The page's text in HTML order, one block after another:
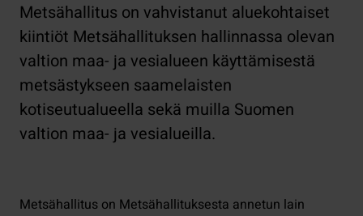
Metsähallitus on vahvistanut aluekohtaiset
kiintiöt Metsähallituksen hallinnassa olevan
valtion maa- ja vesialueen käyttämisestä
metsästykseen saamelaisten
kotiseutualueella sekä muilla Suomen
valtion maa- ja vesialueilla.
Metsähallitus on Metsähallituksesta annetun lain